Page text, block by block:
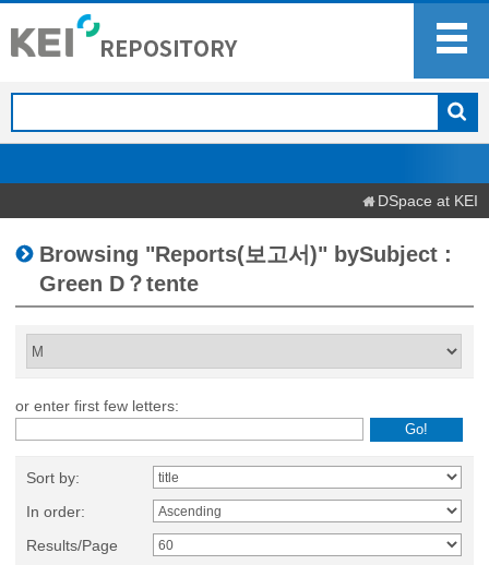
DSpace at KEI
Browsing "Reports(보고서)" bySubject :
Green D？tente
or enter first few letters:
Sort by:
In order:
Results/Page